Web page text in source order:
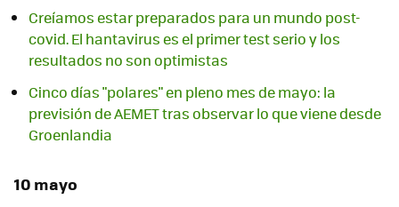
Creíamos estar preparados para un mundo post-
covid. El hantavirus es el primer test serio y los
resultados no son optimistas
Cinco días "polares" en pleno mes de mayo: la
previsión de AEMET tras observar lo que viene desde
Groenlandia
10 mayo